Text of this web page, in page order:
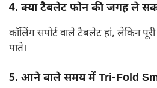
4. क्या टैबलेट फोन की जगह ले
कॉलिंग सपोर्ट वाले टैबलेट हां, लेकिन
पाते।
5. आने वाले समय में Tri-Fold